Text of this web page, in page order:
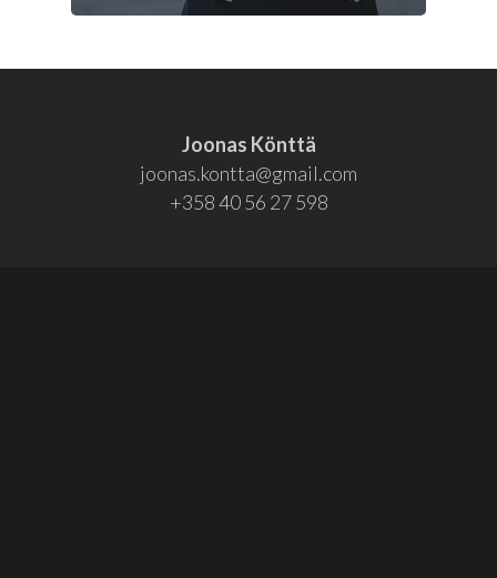
Joonas Könttä
joonas.kontta@gmail.com
+358 40 56 27 598